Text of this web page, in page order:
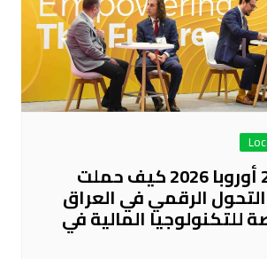
موني 20/20 أوروبا 2026 كيف حملت
الرقمي في العراق
للتكنولوجيا المالية في